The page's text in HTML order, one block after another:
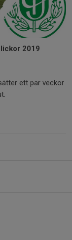
2019
ett par veckor